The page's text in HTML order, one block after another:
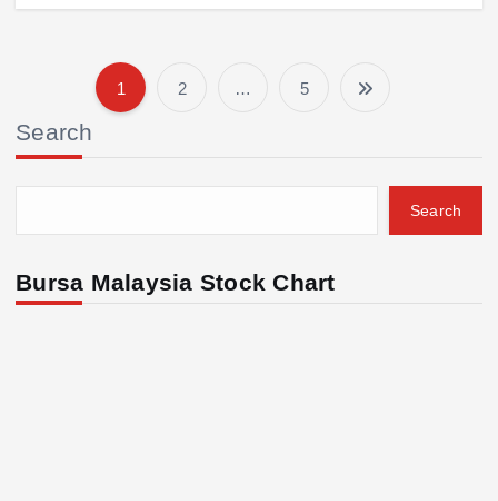
s
t
1 2 … 5
Search
Search
Bursa Malaysia Stock Chart